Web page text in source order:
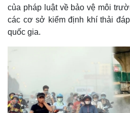
của pháp luật về bảo vệ môi
các cơ sở kiểm định khí thải
quốc gia.